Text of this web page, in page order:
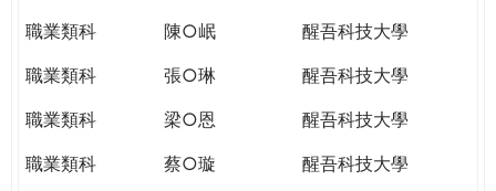
職業類科
陳○岷
醒吾科技大學
職業類科
張○琳
醒吾科技大學
職業類科
梁○恩
醒吾科技大學
職業類科
蔡○璇
醒吾科技大學